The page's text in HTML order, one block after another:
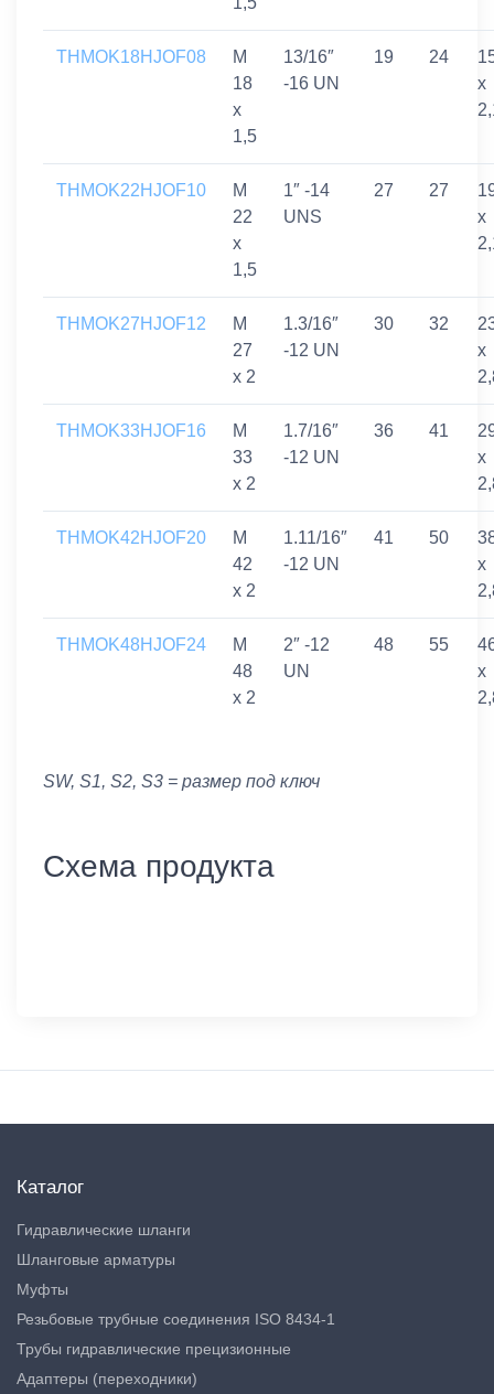
THMOK18HJOF08
M
18
x
1,5
13/16″
-16 UN
19 24
x
THMOK22HJOF10
M
22
x
1,5
1″ -14
UNS
27 27
x
THMOK27HJOF12
M
27
x 2
1.3/16″
-12 UN
30 32
x
THMOK33HJOF16
M
33
x 2
1.7/16″
-12 UN
36 41
x
THMOK42HJOF20
M
42
x 2
1.11/16″
-12 UN
41 50
x
THMOK48HJOF24
M
48
x 2
2″ -12
UN
48 55
x
SW, S1, S2, S3 = размер под ключ
Схема продукта
Каталог
Гидравлические шланги
Шланговые арматуры
Муфты
Резьбовые трубные соединения ISO 8434-1
Трубы гидравлические прецизионные
Адаптеры (переходники)